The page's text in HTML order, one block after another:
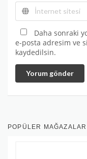
Daha sonraki
e-posta adresim ve
kaydedilsin.
Yorum gönder
POPÜLER MAĞAZALAR